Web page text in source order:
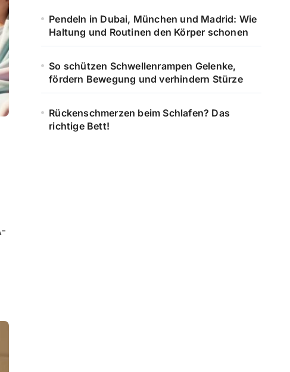
Pendeln in Dubai, München und Madrid: Wie
Haltung und Routinen den Körper schonen
So schützen Schwellenrampen Gelenke,
fördern Bewegung und verhindern Stürze
Rückenschmerzen beim Schlafen? Das
richtige Bett!